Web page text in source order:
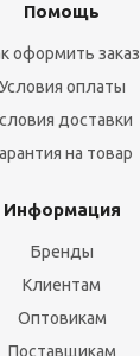
Помощь
оформить заказ
Условия оплаты
доставки
на товар
Информация
Бренды
Клиентам
Оптовикам
Поставщикам